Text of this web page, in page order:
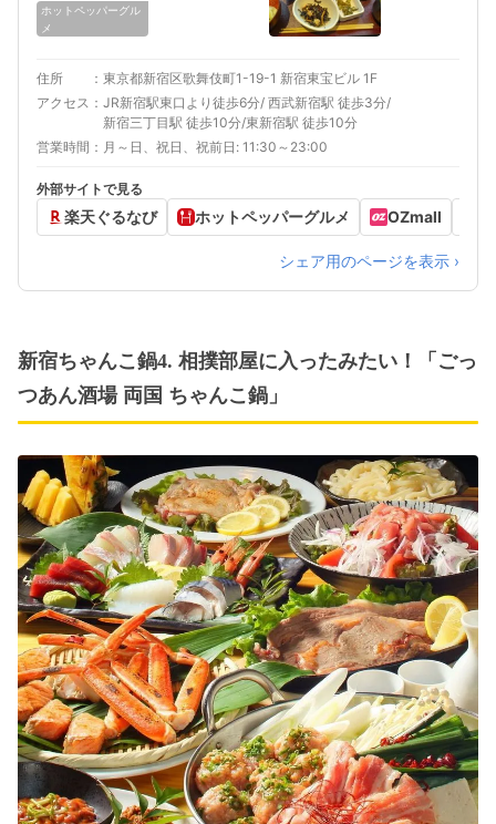
ホットペッパーグル
メ
住所
東京都新宿区歌舞伎町1-19-1 新宿東宝ビル 1F
アクセス
JR新宿駅東口より徒歩6分/ 西武新宿駅 徒歩3分/
新宿三丁目駅 徒歩10分/東新宿駅 徒歩10分
営業時間
月～日、祝日、祝前日: 11:30～23:00
外部サイトで見る
楽天ぐるなび ホットペッパーグルメ OZmall
シェア用のページを表示 ›
新宿ちゃんこ鍋4. 相撲部屋に入ったみたい！「ごっ
つあん酒場 両国 ちゃんこ鍋」